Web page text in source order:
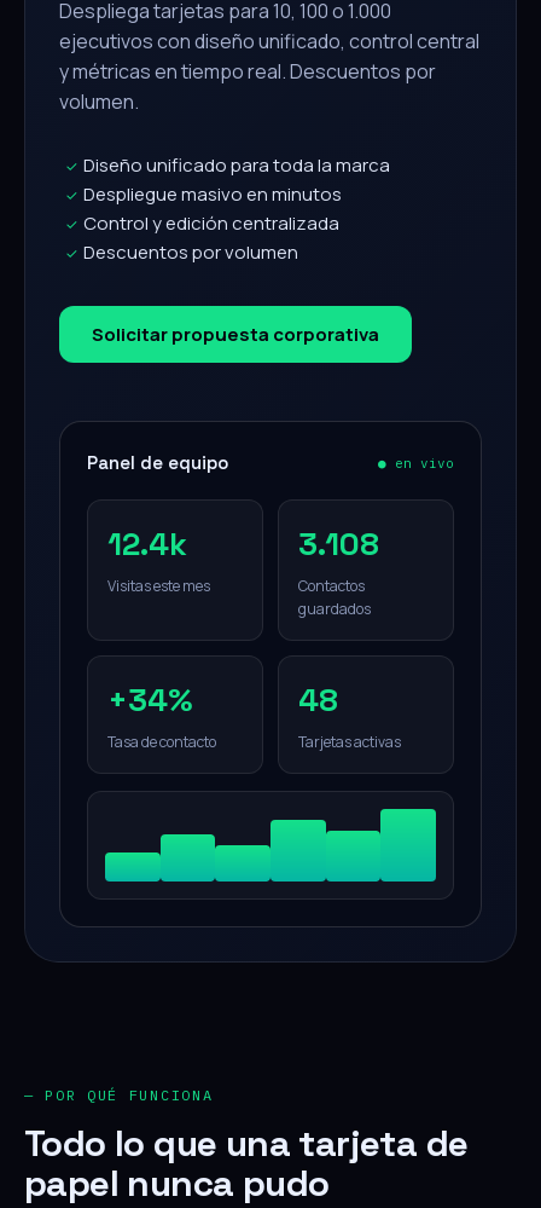
Despliega tarjetas para 10, 100 o 1.000
ejecutivos con diseño unificado, control central
y métricas en tiempo real. Descuentos por
volumen.
✓ Diseño unificado para toda la marca
✓ Despliegue masivo en minutos
✓ Control y edición centralizada
✓ Descuentos por volumen
Solicitar propuesta corporativa
Panel de equipo ● en vivo
12.4k
Visitas este mes
3.108
Contactos
guardados
+34%
Tasa de contacto
48
Tarjetas activas
— POR QUÉ FUNCIONA
Todo lo que una tarjeta de
papel nunca pudo